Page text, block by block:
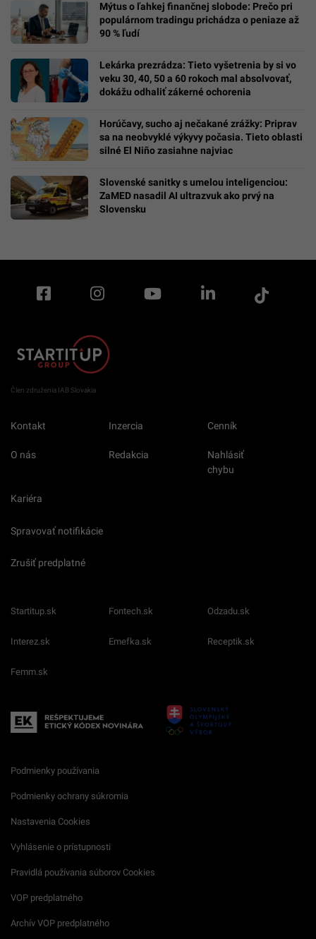
Mýtus o ľahkej finančnej slobode: Prečo pri
populárnom tradingu prichádza o peniaze až
90 % ľudí
Lekárka prezrádza: Tieto vyšetrenia by si vo
veku 30, 40, 50 a 60 rokoch mal absolvovať,
dokážu odhaliť zákerné ochorenia
Horúčavy, sucho aj nečakané zrážky: Priprav
sa na neobvyklé výkyvy počasia. Tieto oblasti
silné El Niño zasiahne najviac
Slovenské sanitky s umelou inteligenciou:
ZaMED nasadil AI ultrazvuk ako prvý na
Slovensku
Člen združenia IAB Slovakia
Kontakt Inzercia Cenník
O nás Redakcia
Nahlásiť
chybu
Kariéra
Spravovať notifikácie
Zrušiť predplatné
Startitup.sk Fontech.sk Odzadu.sk
Interez.sk Emefka.sk Receptik.sk
Femm.sk
Podmienky používania
Podmienky ochrany súkromia
Nastavenia Cookies
Vyhlásenie o prístupnosti
Pravidlá používania súborov Cookies
VOP predplatného
Archív VOP predplatného